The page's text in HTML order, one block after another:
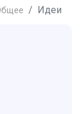
Идеи